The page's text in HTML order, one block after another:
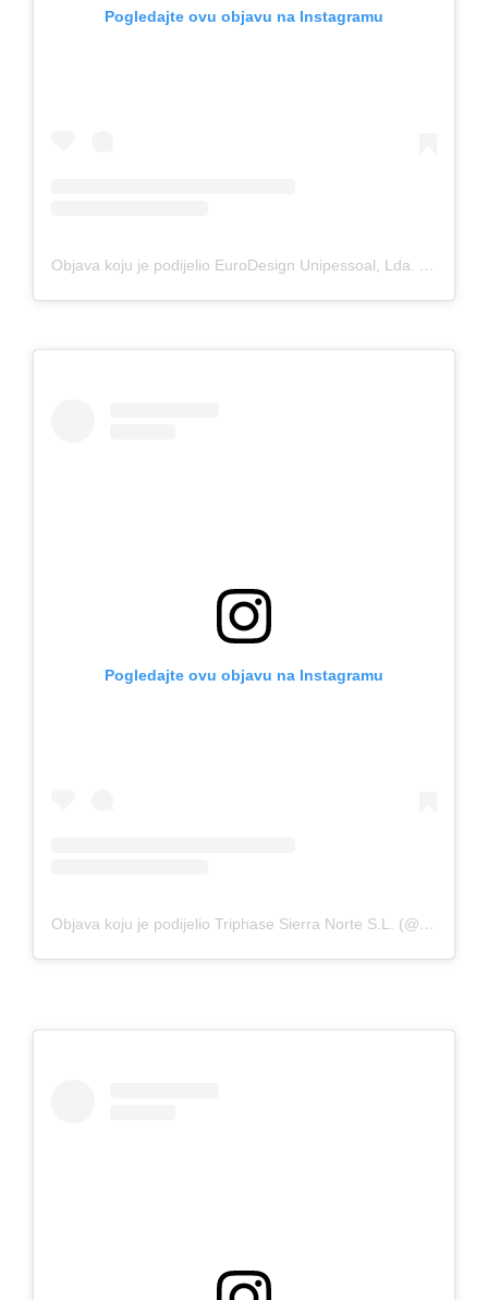
Pogledajte ovu objavu na Instagramu
Objava koju je podijelio EuroDesign Unipessoal, Lda. (@eurodesign.lda)
Pogledajte ovu objavu na Instagramu
Objava koju je podijelio Triphase Sierra Norte S.L. (@triphasesierranorte)